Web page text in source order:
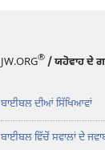
JW.ORG® / ਯਹੋਵਾਹ ਦੇ
ਬਾਈਬਲ ਦੀਆਂ ਸਿੱਖਿਆਵਾਂ
ਬਾਈਬਲ ਵਿੱਚੋਂ ਸਵਾਲਾਂ ਦੇ